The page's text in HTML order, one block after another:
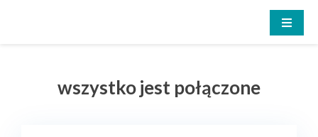
wszystko jest połączone